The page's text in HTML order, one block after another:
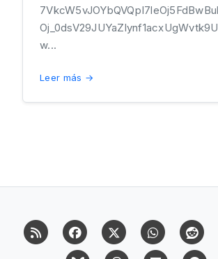
w...
Leer más →
RSS FacebookX (Twitter)Whatsapp